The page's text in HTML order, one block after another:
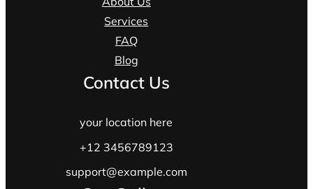
Services
FAQ
Blog
Contact Us
your location here
+12 3456789123
support@example.com